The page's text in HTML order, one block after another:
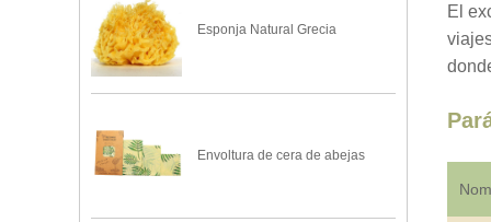
Esponja Natural Grecia
Envoltura de cera de abejas
El